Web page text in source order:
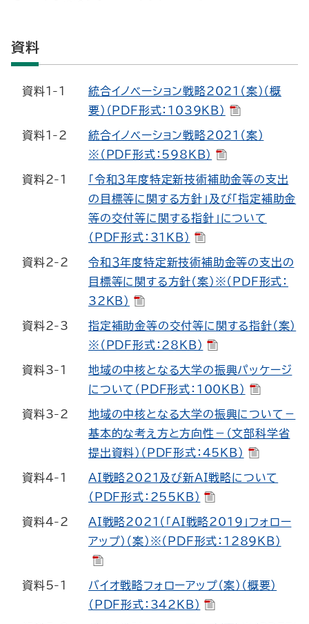
資料
資料1-1
統合イノベーション戦略2021（案）（概
要）（PDF形式：1039KB）
資料1-2
統合イノベーション戦略2021（案）
※（PDF形式：598KB）
資料2-1
「令和３年度特定新技術補助金等の支出
の目標等に関する方針」及び「指定補助金
等の交付等に関する指針」について
（PDF形式：31KB）
資料2-2
令和３年度特定新技術補助金等の支出の
目標等に関する方針（案）※（PDF形式：
32KB）
資料2-3
指定補助金等の交付等に関する指針（案）
※（PDF形式：28KB）
資料3-1
地域の中核となる大学の振興パッケージ
について（PDF形式：100KB）
資料3-2
地域の中核となる大学の振興について－
基本的な考え方と方向性－（文部科学省
提出資料）（PDF形式：45KB）
資料4-1
AI戦略2021及び新AI戦略について
（PDF形式：255KB）
資料4-2
AI戦略2021（「AI戦略2019」フォロー
アップ）（案）※（PDF形式：1289KB）
資料5-1
バイオ戦略フォローアップ（案）（概要）
（PDF形式：342KB）